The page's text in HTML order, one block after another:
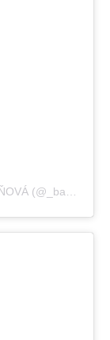
Príspevok, ktorý zdieľa BARBORA ŠVIDRAŇOVÁ (@_basie_)